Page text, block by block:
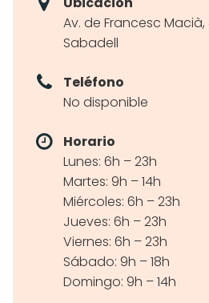
Av. de Francesc
Sabadell
Teléfono
No disponible
Horario
Lunes: 6h – 23h
Martes: 9h – 14h
Miércoles: 6h – 23h
Jueves: 6h – 23h
Viernes: 6h – 23h
Sábado: 9h – 18h
Domingo: 9h – 14h